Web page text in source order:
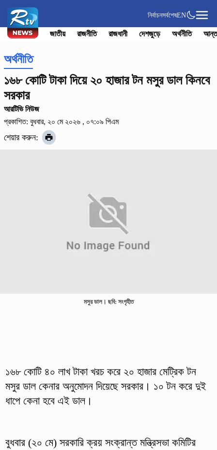
নির্বাচনসর্বশেষEN
জাতীয় রাজনীতি রাজধানী দেশজুড়ে অর্থনীতি
অর্থনীতি
১৬৮ কোটি টাকা দিয়ে ২০ হাজার টন মসুর ডাল কিনবে
সরকার
আরটিভি নিউজ
প্রকাশিত: বুধবার, ২০ মে ২০২৬ , ০৭:০৯ পিএম
শেয়ার করুন:
মসুর ডাল। ছবি: সংগৃহীত
১৬৮ কোটি ৪০ লাখ টাকা খরচ করে ২০ হাজার মেট্রিক টন
মসুর ডাল কেনার অনুমোদন দিয়েছে সরকার। ১০ টন করে দুই
ধাপে কেনা হবে এই ডাল।
বুধবার (২০ মে) সরকারি ক্রয় সংক্রান্ত মন্ত্রিসভা কমিটির